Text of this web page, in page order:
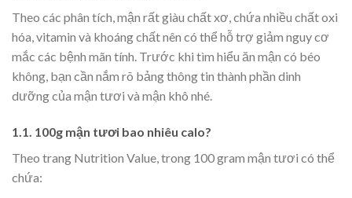
Theo các phân tích, mận rất giàu chất xơ, chứa nhiều chất oxi
hóa, vitamin và khoáng chất nên có thể hỗ trợ giảm nguy cơ
mắc các bệnh mãn tính. Trước khi tìm hiểu ăn mận có béo
không, bạn cần nắm rõ bảng thông tin thành phần dinh
dưỡng của mận tươi và mận khô nhé.
1.1. 100g mận tươi bao nhiêu calo?
Theo trang Nutrition Value, trong 100 gram mận tươi có thể
chứa: